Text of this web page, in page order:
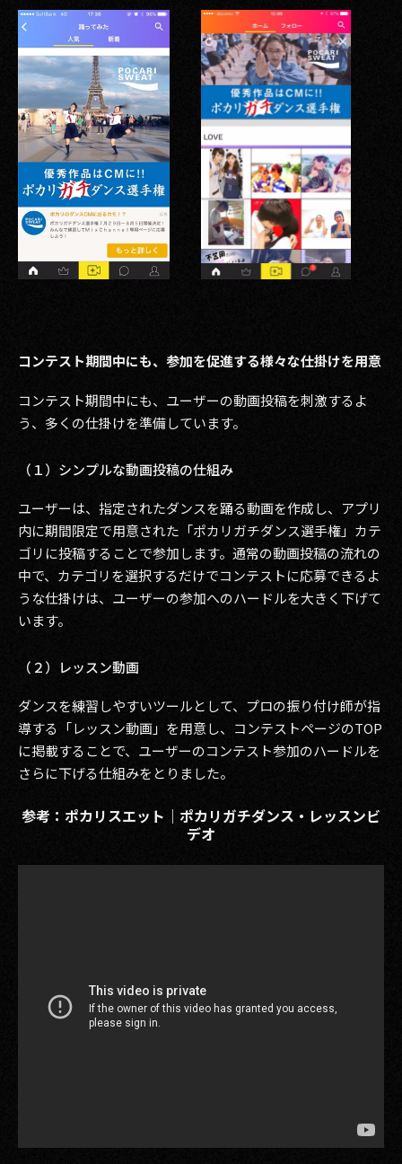
コンテスト期間中にも、参加を促進する様々な仕掛けを用意
コンテスト期間中にも、ユーザーの動画投稿を刺激するよ
う、多くの仕掛けを準備しています。
（１）シンプルな動画投稿の仕組み
ユーザーは、指定されたダンスを踊る動画を作成し、アプリ
内に期間限定で用意された「ポカリガチダンス選手権」カテ
ゴリに投稿することで参加します。通常の動画投稿の流れの
中で、カテゴリを選択するだけでコンテストに応募できるよ
うな仕掛けは、ユーザーの参加へのハードルを大きく下げて
います。
（２）レッスン動画
ダンスを練習しやすいツールとして、プロの振り付け師が指
導する「レッスン動画」を用意し、コンテストページのTOP
に掲載することで、ユーザーのコンテスト参加のハードルを
さらに下げる仕組みをとりました。
参考：ポカリスエット｜ポカリガチダンス・レッスンビ
デオ